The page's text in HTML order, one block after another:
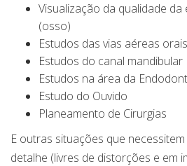
Visualização da qualidade
(osso)
Estudos das vias aéreas
Estudos do canal mandibular
Estudos na área da
Estudo do Ouvido
Planeamento de Cirurgias
E outras situações que
detalhe (livres de distorções e em